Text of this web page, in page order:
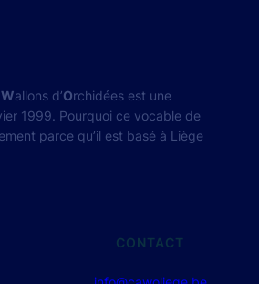
Wallons d’Orchidées est une
1999. Pourquoi ce vocable de
parce qu’il est basé à Liège
CONTACT